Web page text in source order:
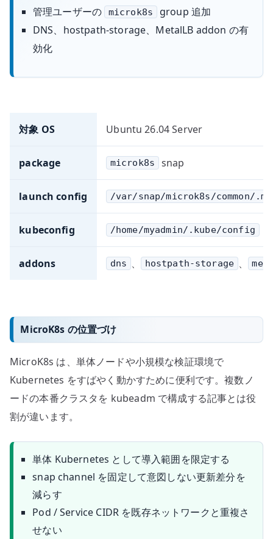
管理ユーザーの
microk8s
group 追加
DNS、hostpath-storage、MetalLB addon の有
効化
対象 OS Ubuntu 26.04 Server
package microk8s snap
launch config /var/snap/microk8s/common/
kubeconfig /home/myadmin/.kube/config
addons dns 、 hostpath-storage 、
MicroK8s の位置づけ
MicroK8s は、単体ノードや小規模な検証環境で
Kubernetes をすばやく動かすために便利です。複数ノ
ードの本番クラスタを kubeadm で構成する記事とは役
割が違います。
単体 Kubernetes として導入範囲を限定する
snap channel を固定して意図しない更新差分を
減らす
Pod / Service CIDR を既存ネットワークと重複さ
せない